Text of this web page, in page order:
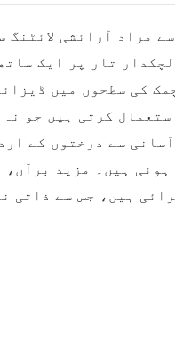
سے مراد آرائشی
تار پر ایک
کی سطحوں میں
آسانی سے درختوں کے
ہوئی ہیں۔ مزید
ہیں، جس سے ذاتی